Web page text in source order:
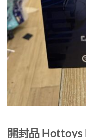
開封品 Hottoys